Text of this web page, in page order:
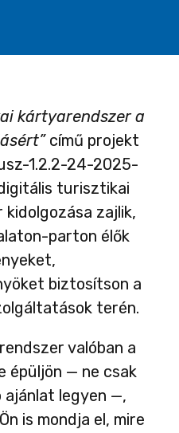
kártyarendszer a
című projekt
1.2.2-24-2025-
turisztikai
zajlik,
parton élők
biztosítson a
terén.
valóban a
épüljön — ne csak
legyen —,
is mondja el, mire